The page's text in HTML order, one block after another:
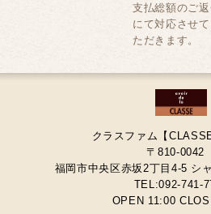
支払総額のご返
にて対応させ
ただきます。
クラスファム【
〒810-0042
福岡市中央区赤坂2丁目4-5 シ
TEL:092-741-
OPEN 11:00